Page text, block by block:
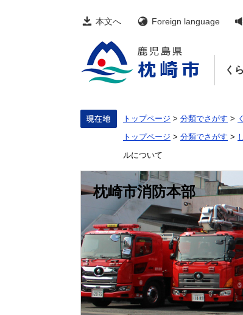
本文へ Foreign language
く
トップページ > 分類でさがす >
トップページ > 分類でさがす >
ルについて
枕崎市消防本部